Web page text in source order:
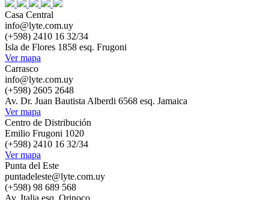
Casa Central
info@lyte.com.uy
(+598) 2410 16 32/34
Isla de Flores 1858 esq. Frugoni
Ver mapa
Carrasco
info@lyte.com.uy
(+598) 2605 2648
Av. Dr. Juan Bautista Alberdi 6568 esq. Jamaica
Ver mapa
Centro de Distribución
Emilio Frugoni 1020
(+598) 2410 16 32/34
Ver mapa
Punta del Este
puntadeleste@lyte.com.uy
(+598) 98 689 568
Av. Italia esq. Orinoco